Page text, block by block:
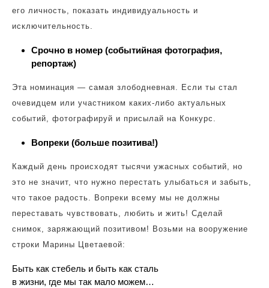
его личность, показать индивидуальность и
исключительность.
Срочно в номер (событийная фотография,
репортаж)
Эта номинация — самая злободневная. Если ты стал
очевидцем или участником каких-либо актуальных
событий, фотографируй и присылай на Конкурс.
Вопреки (больше позитива!)
Каждый день происходят тысячи ужасных событий, но
это не значит, что нужно перестать улыбаться и забыть,
что такое радость. Вопреки всему мы не должны
переставать чувствовать, любить и жить! Сделай
снимок, заряжающий позитивом! Возьми на вооружение
строки Марины Цветаевой:
Быть как стебель и быть как сталь
в жизни, где мы так мало можем…